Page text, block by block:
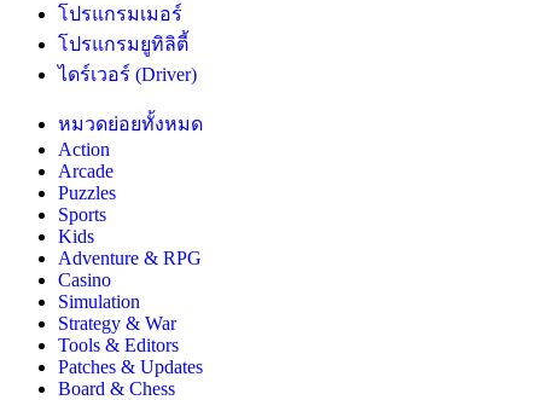
โปรแกรมเมอร์
โปรแกรมยูทิลิตี้
ไดร์เวอร์ (Driver)
หมวดย่อยทั้งหมด
Action
Arcade
Puzzles
Sports
Kids
Adventure & RPG
Casino
Simulation
Strategy & War
Tools & Editors
Patches & Updates
Board & Chess